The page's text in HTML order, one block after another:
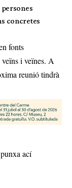
persones
concretes
fonts
i veïnes. A
reunió tindrà
punxa ací